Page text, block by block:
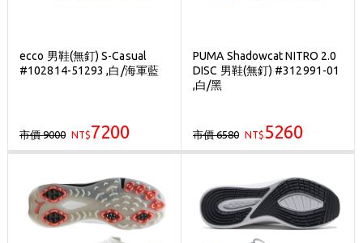
ecco 男鞋(無釘) S-Casual
#102814-51293 ,白/海軍藍
市價 9000 NT$7200
PUMA Shadowcat NITRO 2.0
DISC 男鞋(無釘) #312991-01
,白/黑
市價 6580 NT$5260